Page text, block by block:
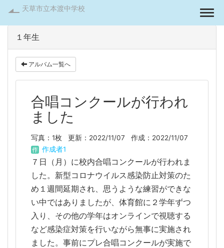
天草市立本渡中学校
１年生
アルバム一覧へ
合唱コンクールが行われ
ました
写真：1枚 更新：2022/11/07
作成：2022/11/07
作成者1
７日（月）に校内合唱コンクールが行われま
した。新型コロナウイルス感染防止対策のた
め１週間延期され、思うような練習ができな
い中ではありましたが、体育館に２学年ずつ
入り、その他の学年はオンラインで視聴する
など感染症対策を行いながら無事に実施され
ました。事前にプレ合唱コンクールが実施で